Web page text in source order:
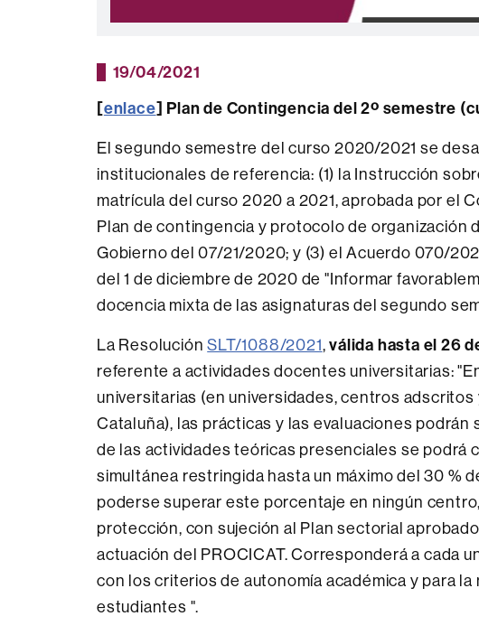
19/04/2021
[enlace] Plan de Contingencia del 2º semestre
El segundo semestre del curso 2020/2021 se
institucionales de referencia: (1) la Instrucción
matrícula del curso 2020 a 2021, aprobada por el
Plan de contingencia y protocolo de organización
Gobierno del 07/21/2020; y (3) el Acuerdo 070/
del 1 de diciembre de 2020 de "Informar
docencia mixta de las asignaturas del segundo
La ResoluciónSLT/1088/2021,válida hasta el 26
referente a actividades docentes universitarias:
universitarias (en universidades, centros
Cataluña), las prácticas y las evaluaciones
de las actividades teóricas presenciales se podrá
simultánea restringida hasta un máximo del 30 %
poderse superar este porcentaje en ningún
protección, con sujeción al Plan sectorial
actuación del PROCICAT. Corresponderá a cada
con los criterios de autonomía académica y para
estudiantes ".